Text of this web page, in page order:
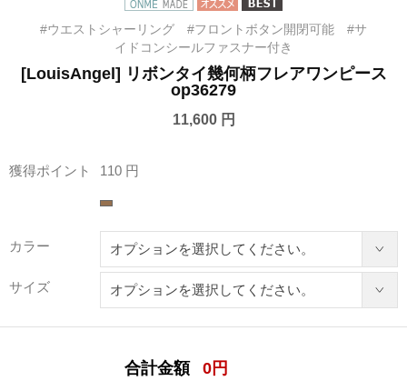
#ウエストシャーリング #フロントボタン開閉可能 #サ
イドコンシールファスナー付き
[LouisAngel] リボンタイ幾何柄フレアワンピース
op36279
11,600 円
獲得ポイント 110 円
カラー
サイズ
合計金額 0 円